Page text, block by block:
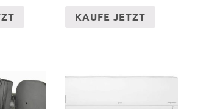
KAUFE JETZT